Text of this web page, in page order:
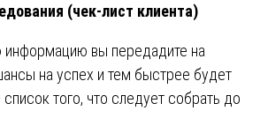
(чек-лист клиента)
вы передадите на
на успех и тем быстрее будет
того, что следует собрать до